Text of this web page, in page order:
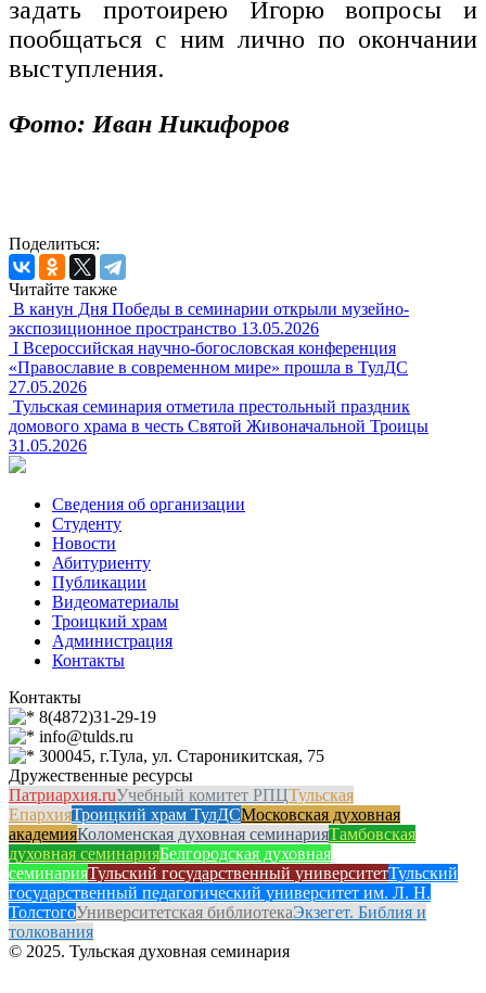
задать протоирею Игорю вопросы и
пообщаться с ним лично по окончании
выступления.
Фото: Иван Никифоров
Поделиться:
Читайте также
В канун Дня Победы в семинарии открыли музейно-
экспозиционное пространство 13.05.2026
I Всероссийская научно-богословская конференция
«Православие в современном мире» прошла в ТулДС
27.05.2026
Тульская семинария отметила престольный праздник
домового храма в честь Святой Живоначальной Троицы
31.05.2026
Сведения об организации
Студенту
Новости
Абитуриенту
Публикации
Видеоматериалы
Троицкий храм
Администрация
Контакты
Контакты
8(4872)31-29-19
info@tulds.ru
300045, г.Тула, ул. Староникитская, 75
Дружественные ресурсы
Патриархия.ruУчебный комитет РПЦТульская
ЕпархияТроицкий храм ТулДСМосковская духовная
академияКоломенская духовная семинарияТамбовская
духовная семинарияБелгородская духовная
семинарияТульский государственный университетТульский
государственный педагогический университет им. Л. Н.
ТолстогоУниверситетская библиотекаЭкзегет. Библия и
толкования
© 2025. Тульская духовная семинария